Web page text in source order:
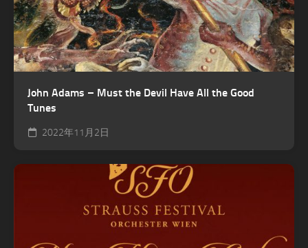
John Adams – Must the Devil Have All the Good
Tunes
2022年11月2日